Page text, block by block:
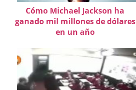
Cómo Michael Jackson ha
ganado mil millones de dólares
en un año